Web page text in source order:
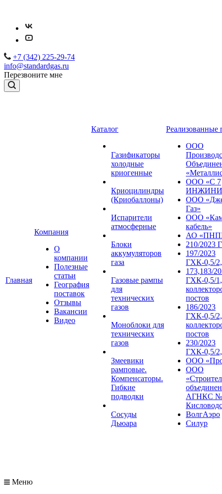
+7 (342) 225-29-74
info@standardgas.ru
Перезвоните мне
Главная
Компания
О
компании
Полезные
статьи
География
поставок
Отзывы
Вакансии
Видео
Каталог
Газификаторы
холодные
криогенные
Криоцилиндры
(Криобаллоны)
Испарители
атмосферные
Блоки
аккумуляторов
газа
Газовые рампы
для
технических
газов
Моноблоки для
технических
газов
Змеевики
рамповые.
Компенсаторы.
Гибкие
подводки
Сосуды
Дьюара
Реализованные
ООО
ООО «С 7
ООО
Газ»
ООО
кабель»
АО
210/2023
197/2023
ГХК-0,5/
173,183/
ГХК-0,5/
постов
186/2023
ГХК-0,5/
постов
230/2023
ГХК-0,5/
ООО
ООО
АГНКС
ВолгАэро
Силур
Меню